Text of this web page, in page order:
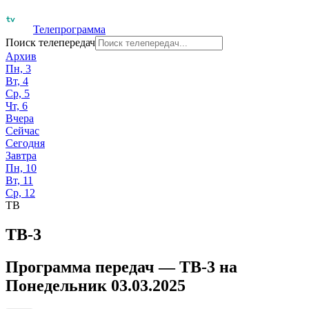
Телепрограмма
Поиск телепередач
Архив
Пн, 3
Вт, 4
Ср, 5
Чт, 6
Вчера
Сейчас
Сегодня
Завтра
Пн, 10
Вт, 11
Ср, 12
ТВ
ТВ-3
Программа передач —ТВ-3 на
Понедельник 03.03.2025